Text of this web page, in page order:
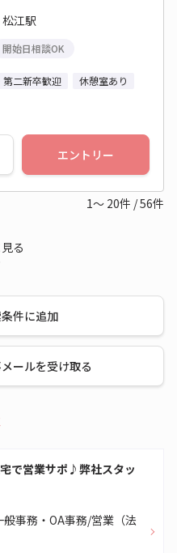
江駅
開始日相談OK
第二新卒歓迎
休憩室あり
エントリー
1～ 20件 /56件
る
件に追加
ールを受け取る
で営業サポ♪弊社スタッ
事務・OA事務/営業（法